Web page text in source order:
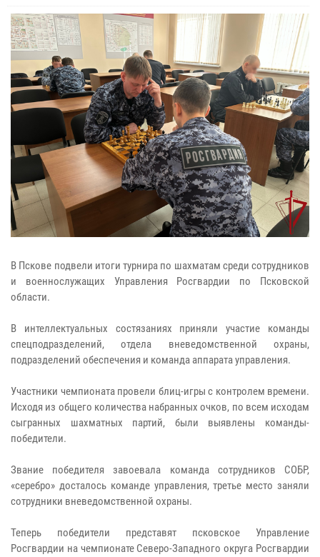
В Пскове подвели итоги турнира по шахматам среди сотрудников
и военнослужащих Управления Росгвардии по Псковской
области.
В интеллектуальных состязаниях приняли участие команды
спецподразделений, отдела вневедомственной охраны,
подразделений обеспечения и команда аппарата управления.
Участники чемпионата провели блиц-игры с контролем времени.
Исходя из общего количества набранных очков, по всем исходам
сыгранных шахматных партий, были выявлены команды-
победители.
Звание победителя завоевала команда сотрудников СОБР,
«серебро» досталось команде управления, третье место заняли
сотрудники вневедомственной охраны.
Теперь победители представят псковское Управление
Росгвардии на чемпионате Северо-Западного округа Росгвардии